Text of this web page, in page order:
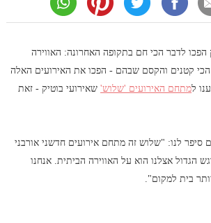
הפכו לדבר הכי חם בתקופה האחרונה: האווירה
הכי קטנים והקסם שבהם - הפכו את האירועים האלה
למתחם האירועים 'שלוש'שאירועי בוטיק - זאת
סיפר לנו: "שלוש זה מתחם אירועים חדשני אורבני
הגדול אצלנו הוא על האווירה הביתית. אנחנו
בית למקום".